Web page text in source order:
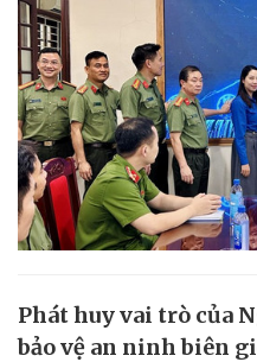
Phát huy vai trò của
bảo vệ an ninh biên